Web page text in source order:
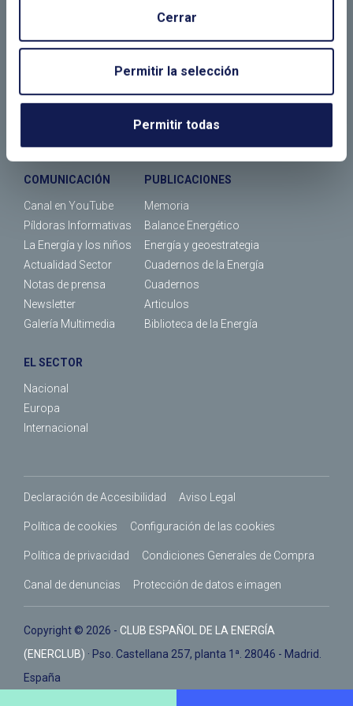
Cerrar
Permitir la selección
Permitir todas
Cursos
Calendario de eventos
COMUNICACIÓN
Canal en YouTube
Píldoras Informativas
La Energía y los niños
Actualidad Sector
Notas de prensa
Newsletter
Galería Multimedia
PUBLICACIONES
Memoria
Balance Energético
Energía y geoestrategia
Cuadernos de la Energía
Cuadernos
Articulos
Biblioteca de la Energía
EL SECTOR
Nacional
Europa
Internacional
Declaración de Accesibilidad Aviso Legal
Política de cookies Configuración de las cookies
Política de privacidad Condiciones Generales de Compra
Canal de denuncias Protección de datos e imagen
Copyright © 2026 - CLUB ESPAÑOL DE LA ENERGÍA
(ENERCLUB) · Pso. Castellana 257, planta 1ª. 28046 - Madrid.
España